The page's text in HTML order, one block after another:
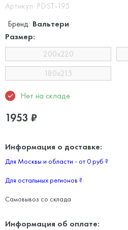
Артикул: PDST-195
Бренд: Вальтери
Размер:
200x220
180x215
Нет на складе
1953 ₽
Информация о доставке:
Для Москвы и области - от 0 руб ?
Для остальных регионов ?
Самовывоз со склада
Информация об оплате: